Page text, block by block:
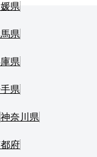
県
県
県
県
神奈川県
府